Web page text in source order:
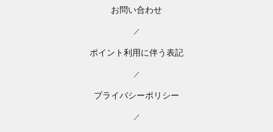
お問い合わせ
／
ポイント利用に伴う表記
／
プライバシーポリシー
／